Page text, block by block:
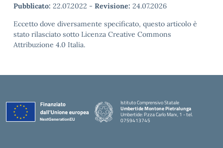
Pubblicato: 22.07.2022 - Revisione: 24.07.2026
Eccetto dove diversamente specificato, questo articolo è
stato rilasciato sotto Licenza Creative Commons
Attribuzione 4.0 Italia.
Istituto Comprensivo Statale
Umbertide Montone Pietralunga
Umbertide: P.zza Carlo Marx, 1 - tel.
0759413745